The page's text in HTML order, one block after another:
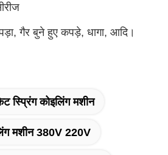
गैर बुने हुए कपड़े, धागा, आदि।
स्प्रिंग कोइलिंग मशीन
मशीन 380V 220V